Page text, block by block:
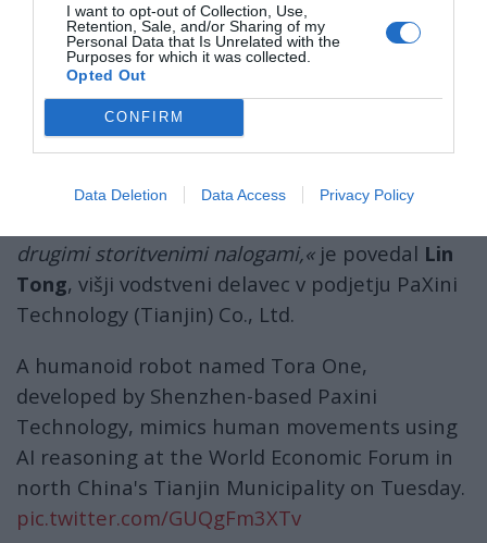
I want to opt-out of Collection, Use,
Retention, Sale, and/or Sharing of my
Personal Data that Is Unrelated with the
Purposes for which it was collected.
Opted Out
CONFIRM
Data Deletion Data Access Privacy Policy
je svoje izdelke že v veliki meri uvedlo v
uporabo v natančni proizvodnji, avtomobilskih
proizvodnih linijah in medicinski rehabilitaciji.
»Njihovi humanoidni roboti iz serije
opravljajo širok spekter nalog, vključno s
pripravo in dostavo hrane, pripravo kave,
drugimi storitvenimi nalogami,«je povedal Lin
Tong, višji vodstveni delavec v podjetju PaXini
Technology (Tianjin) Co., Ltd.
A humanoid robot named Tora One,
developed by Shenzhen-based Paxini
Technology, mimics human movements using
AI reasoning at the World Economic Forum in
north China's Tianjin Municipality on Tuesday.
pic.twitter.com/GUQgFm3XTv